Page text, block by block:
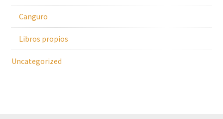
Canguro
Libros propios
Uncategorized